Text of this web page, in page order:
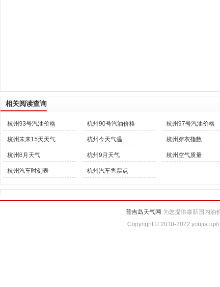
相关阅读查询
杭州93号汽油价格 杭州90号汽油价格 杭州97号汽油价格
杭州未来15天天气 杭州今天气温 杭州穿衣指数
杭州8月天气 杭州9月天气 杭州空气质量
杭州汽车时刻表 杭州汽车售票点
普吉岛天气网 为您提供最新国内油
Copyright © 2010-2022